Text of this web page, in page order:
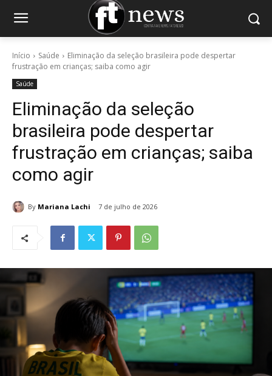
Início Saúde
Eliminação da seleção brasileira pode despertar
frustração em crianças; saiba como agir
Saúde
Eliminação da seleção
brasileira pode despertar
frustração em crianças; saiba
como agir
By Mariana Lachi 7 de julho de 2026